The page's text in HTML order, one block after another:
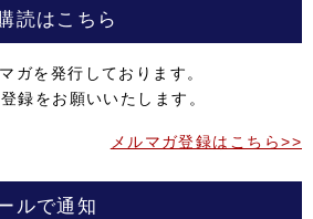
読はこちら
ガを発行しております。
録をお願いいたします。
メルマガ登録はこちら>>
ルで通知